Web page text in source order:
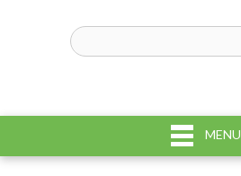
MENU